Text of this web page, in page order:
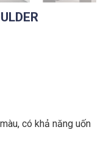
có khả năng uốn